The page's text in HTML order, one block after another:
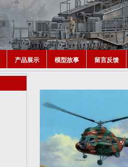
产品展示 模型故事 留言反馈